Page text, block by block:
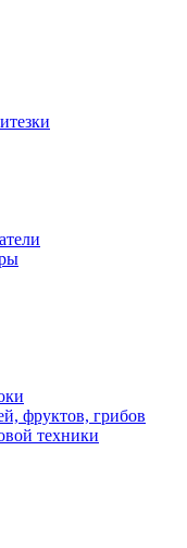
фруктов, грибов
техники